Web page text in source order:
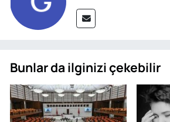
Bunlar da ilginizi çekebilir